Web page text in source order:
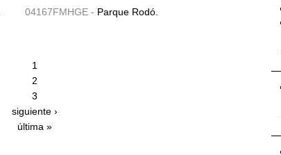
04167FMHGE - Parque Rodó.
1
2
3
siguiente ›
última »